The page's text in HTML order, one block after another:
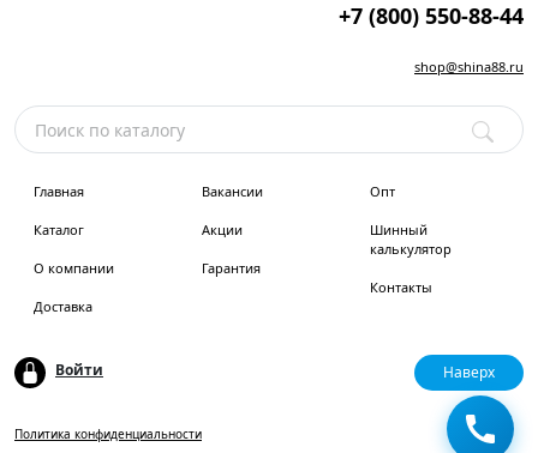
+7 (800) 550-88-44
shop@shina88.ru
Главная
Каталог
О компании
Доставка
Вакансии
Акции
Гарантия
Опт
Шинный
калькулятор
Контакты
Войти Наверх
Политика конфиденциальности